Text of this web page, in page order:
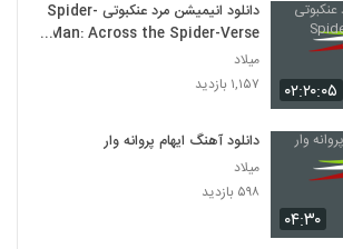
۰۲:۲۰:۰۵
دانلود انیمیشن مرد عنکبوتی Spider-
Man: Across the Spider-Verse
2023
میلاد
۱,۱۵۷ بازدید
۰۴:۳۰
دانلود آهنگ ایهام پروانه وار
میلاد
۵۹۸ بازدید